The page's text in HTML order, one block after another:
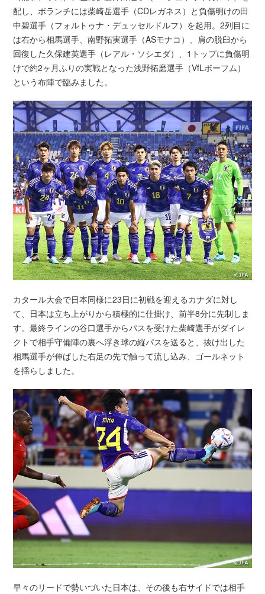
配し、ボランチには柴崎岳選手（CDレガネス）と負傷明けの田
中碧選手（フォルトゥナ・デュッセルドルフ）を起用。2列目に
は右から相馬選手、南野拓実選手（ASモナコ）、肩の脱臼から
回復した久保建英選手（レアル・ソシエダ）、1トップに負傷明
けで約2ヶ月ふりの実戦となった浅野拓磨選手（VfLボーフム）
という布陣で臨みました。
カタール大会で日本同様に23日に初戦を迎えるカナダに対し
て、日本は立ち上がりから積極的に仕掛け、前半8分に先制しま
す。最終ラインの谷口選手からパスを受けた柴崎選手がダイレ
クトで相手守備陣の裏へ浮き球の縦パスを送ると、抜け出した
相馬選手が伸ばした右足の先で触って流し込み、ゴールネット
を揺らしました。
早々のリードで勢いづいた日本は、その後も右サイドでは相手